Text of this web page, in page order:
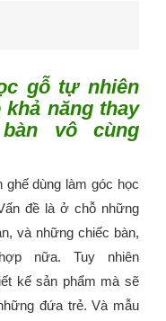
gỗ tự nhiên
khả năng thay
vô cùng
dùng làm góc học
đề là ở chỗ những
và những chiếc bàn,
nữa. Tuy nhiên
kế sản phẩm mà sẽ
đứa trẻ. Và mẫu